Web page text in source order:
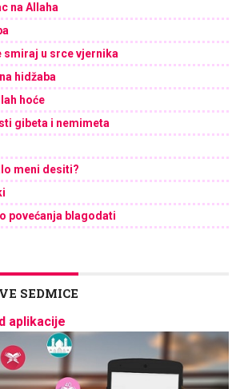
na Allaha
smiraj u srce vjernika
hidžaba
hoće
gibeta i nemimeta
meni desiti?
povećanja blagodati
SEDMICE
aplikacije